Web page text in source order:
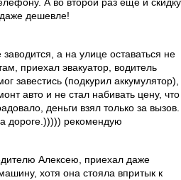
дешевле!
а на улице оставаться не
приехал эвакуатор, водитель
завестись (подкурил аккумулятор),
авто и не стал набивать цену, что
деньги взял только за вызов.
дороге.))))) рекомендую
Алексею, приехал даже
хотя она стояла впритык к